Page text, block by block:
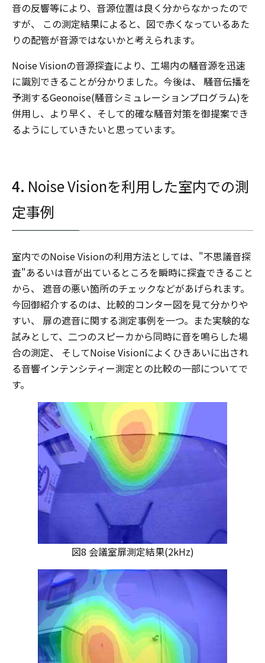
音の反響等により、音源位置は良く分からなかったので
すが、 この測定結果によると、図で赤くなっているあた
りの配管が音源ではないかと考えられます。
Noise Visionの音源探査により、工場内の騒音源を迅速
に識別できることが分かりました。今後は、 騒音伝播を
予測するGeonoise(騒音シミュレーションプログラム)を
併用し、より早く、そして的確な騒音対策を御提案でき
るようにしていきたいと思っています。
4. Noise Visionを利用した室内での測
定事例
室内でのNoise Visionの利用方法としては、"不思議音探
査"あるいは音が出ているところを瞬時に探査できること
から、 遮音の悪い箇所のチェックなどがあげられます。
今回御紹介するのは、比較的コンター図を見て分かりや
すい、 扉の遮音に関する測定事例を一つ。また実験的な
試みとして、二つのスピーカから同時に音を鳴らした場
合の測定、 そしてNoise Visionによくひきあいに出され
る音響インテンシティー測定との比較の一部についてで
す。
図8 会議室扉測定結果(2kHz)